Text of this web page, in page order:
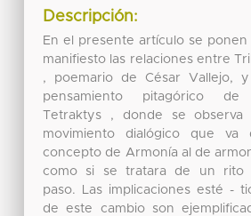
Descripción:
En el presente artículo se ponen
manifiesto las relaciones entre
, poemario de César Vallejo, y
pensamiento pitagórico de
Tetraktys , donde se observa
movimiento dialógico que va
concepto de Armonía al de
como si se tratara de un rito
paso. Las implicaciones esté -
de este cambio son